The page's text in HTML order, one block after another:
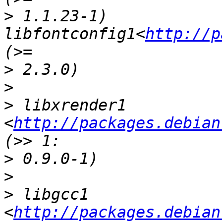
> 1.1.23-1)
libfontconfig1<http://
>
>
> libxrender1
<http://
>
>
> libgcc1
<http://